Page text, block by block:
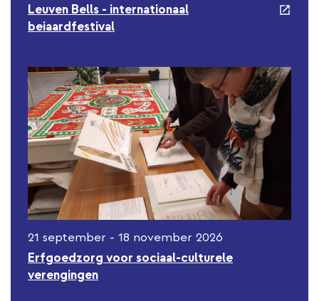
Leuven Bells - internationaal
beiaardfestival
e
x
r
n
a
l
l
i
n
k
21 september - 18 november 2026
Erfgoedzorg voor sociaal-culturele
verengingen